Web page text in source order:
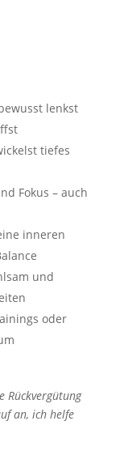
lenkst
tiefes
Fokus – auch
inneren
und
oder
Rückvergütung
an, ich helfe